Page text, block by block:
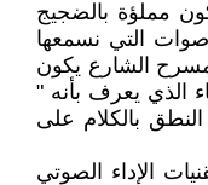
مملؤة بالضجيج
التي نسمعها
مسرح الشارع يكون
الذي يعرف بأنه "
بالكلام على
الإداء الصوتي